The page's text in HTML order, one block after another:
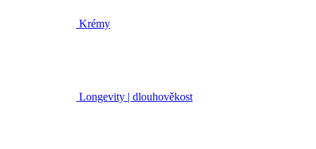
Krémy
Longevity | dlouhověkost